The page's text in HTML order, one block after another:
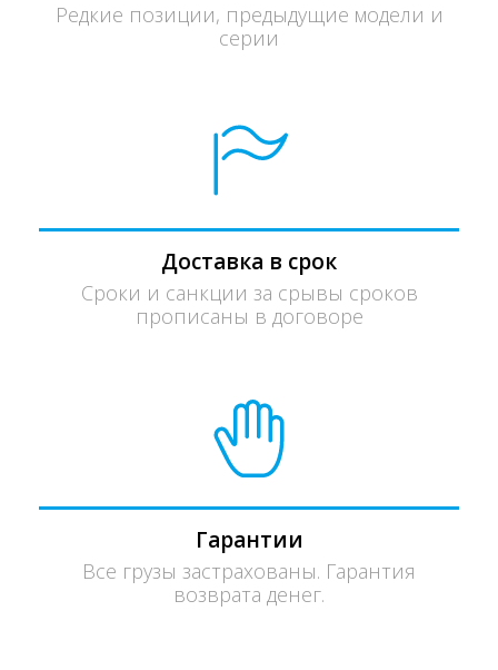
Редкие позиции, предыдущие модели и
серии
Доставка в срок
Сроки и санкции за срывы сроков
прописаны в договоре
Гарантии
Все грузы застрахованы. Гарантия
возврата денег.